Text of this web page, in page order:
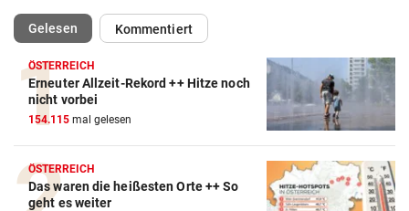
Gelesen(ausgewählt)Kommentiert
ÖSTERREICH
Erneuter Allzeit-Rekord ++ Hitze noch
nicht vorbei
154.115 mal gelesen
ÖSTERREICH
Das waren die heißesten Orte ++ So
geht es weiter